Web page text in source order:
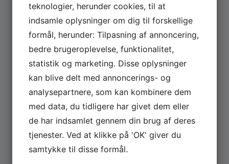
MASKINER
Se hele udvalget af Güde og Rotwerk maskiner
til professionelt brug.
GÅ TIL MASKINER ›
teknologier, herunder cookies, til at
indsamle oplysninger om dig til forskellige
formål, herunder: Tilpasning af annoncering,
bedre brugeroplevelse, funktionalitet,
statistik og marketing. Disse oplysninger
kan blive delt med annoncerings- og
analysepartnere, som kan kombinere dem
med data, du tidligere har givet dem eller
de har indsamlet gennem din brug af deres
tjenester. Ved at klikke på 'OK' giver du
samtykke til disse formål.